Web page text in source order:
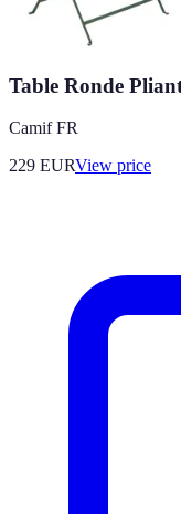
Table Ronde
Camif FR
229 EURView price